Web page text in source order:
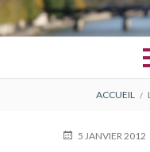
D'ARIANE
ACCUEIL
PUBLIÉ5 JANVIER 2012